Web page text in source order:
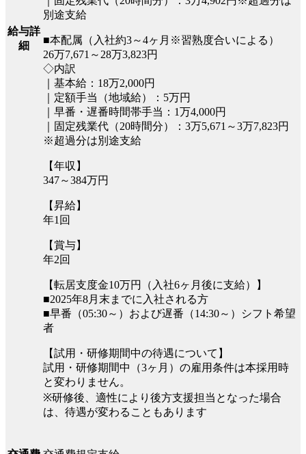
給与詳
細
別途支給
■本配属（入社約3～4ヶ月※習熟度合いによる）
26万7,671～28万3,823円
◇内訳
｜基本給：18万2,000円
｜定額手当（地域給）：5万円
｜早番・遅番時間帯手当：1万4,000円
｜固定残業代（20時間分）：3万5,671～3万7,823円
※超過分は別途支給
【年収】
347～384万円
【昇給】
年1回
【賞与】
年2回
【転居支度金10万円（入社6ヶ月後に支給）】
■2025年8月末までに入社される方
■早番（05:30～）および遅番（14:30～）シフト希望
者
【試用・研修期間中の待遇について】
試用・研修期間中（3ヶ月）の雇用条件は本採用時
と変わりません。
※研修後、適性により後方支援担当となった場合
は、待遇が変わることもあります